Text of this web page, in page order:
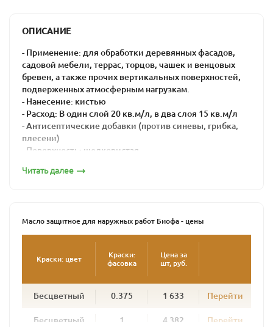
ОПИСАНИЕ
- Применение: для обработки деревянных фасадов,
садовой мебели, террас, торцов, чашек и венцовых
бревен, а также прочих вертикальных поверхностей,
подверженных атмосферным нагрузкам.
- Нанесение: кистью
- Расход: В один слой 20 кв.м/л, в два слоя 15 кв.м/л
- Антисептические добавки (против синевы, грибка,
плесени)
- Поверхность: шелковистая
поверхностей, подвергающихся интенсивной
атмосферной нагрузке: садовая мебель, беседки,
заборы, террасы, балки и лаги, венцы срубов. Масло
защитный слой. Подчеркивая структуру дерева, масло
придает поверхности полуглянцевый блеск.
Читать далее
Масло защитное для наружных работ Биофа - цены
Краски: цвет
Краски:
фасовка
Цена за
шт, руб.
Бесцветный 0.375 1 633 Перейти
Бесцветный 1 4 382 Перейти